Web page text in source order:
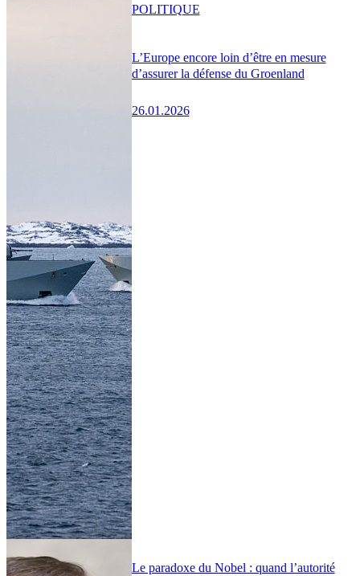
L’Europe encore loin d’être en mesure
d’assurer la défense du Groenland
26.01.2026
POLITIQUE
Le paradoxe du Nobel : quand l’autorité